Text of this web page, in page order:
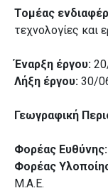
Τομέας
τεχνολογίες και
Έναρξη έργου:
Λήξη έργου: 30/
Γεωγραφική
Φορέας Ευθύνης:
Φορέας
Μ.Α.Ε.